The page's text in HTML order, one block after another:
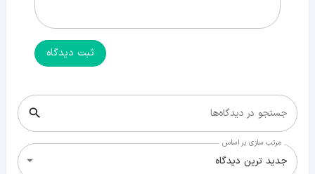
ثبت دیدگاه
جستجو در دیدگاه‌ها
مرتب سازی بر اساس
جدید ترین دیدگاه